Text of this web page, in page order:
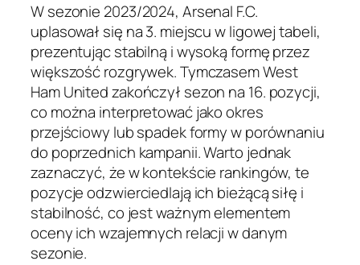
W sezonie 2023/2024, Arsenal F.C.
uplasował się na 3. miejscu w ligowej tabeli,
prezentując stabilną i wysoką formę przez
większość rozgrywek. Tymczasem West
Ham United zakończył sezon na 16. pozycji,
co można interpretować jako okres
przejściowy lub spadek formy w porównaniu
do poprzednich kampanii. Warto jednak
zaznaczyć, że w kontekście rankingów, te
pozycje odzwierciedlają ich bieżącą siłę i
stabilność, co jest ważnym elementem
oceny ich wzajemnych relacji w danym
sezonie.